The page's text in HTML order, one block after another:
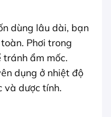
dùng lâu dài, bạn
Phơi trong
tránh ẩm mốc.
dụng ở nhiệt độ
và dược tính.